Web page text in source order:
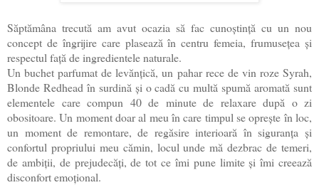
Săptămâna trecută am avut ocazia să fac cunoștință cu un nou
concept de îngrijire care plasează în centru femeia, frumusețea și
respectul față de ingredientele naturale.
Un buchet parfumat de levănțică, un pahar rece de vin roze Syrah,
Blonde Redhead în surdină și o cadă cu multă spumă aromată sunt
elementele care compun 40 de minute de relaxare după o zi
obositoare. Un moment doar al meu în care timpul se oprește în loc,
un moment de remontare, de regăsire interioară în siguranța și
confortul propriului meu cămin, locul unde mă dezbrac de temeri,
de ambiții, de prejudecăți, de tot ce îmi pune limite și îmi creează
disconfort emoțional.